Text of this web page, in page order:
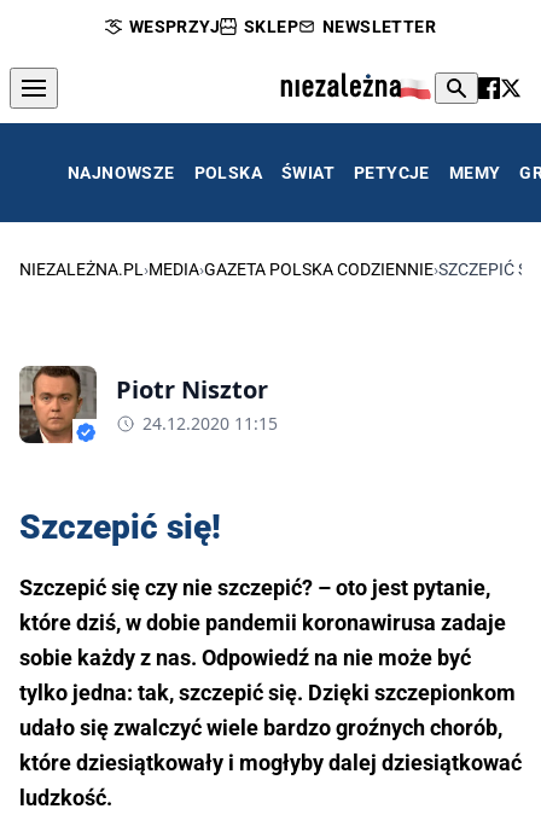
WESPRZYJ SKLEP NEWSLETTER
NAJNOWSZE POLSKA ŚWIAT PETYCJE MEMY
NIEZALEŻNA.PL ›MEDIA›GAZETA POLSKA CODZIENNIE›SZCZEPIĆ
Piotr Nisztor
24.12.2020 11:15
Szczepić się!
Szczepić się czy nie szczepić? – oto jest pytanie,
które dziś, w dobie pandemii koronawirusa zadaje
sobie każdy z nas. Odpowiedź na nie może być
tylko jedna: tak, szczepić się. Dzięki szczepionkom
udało się zwalczyć wiele bardzo groźnych chorób,
które dziesiątkowały i mogłyby dalej dziesiątkować
ludzkość.